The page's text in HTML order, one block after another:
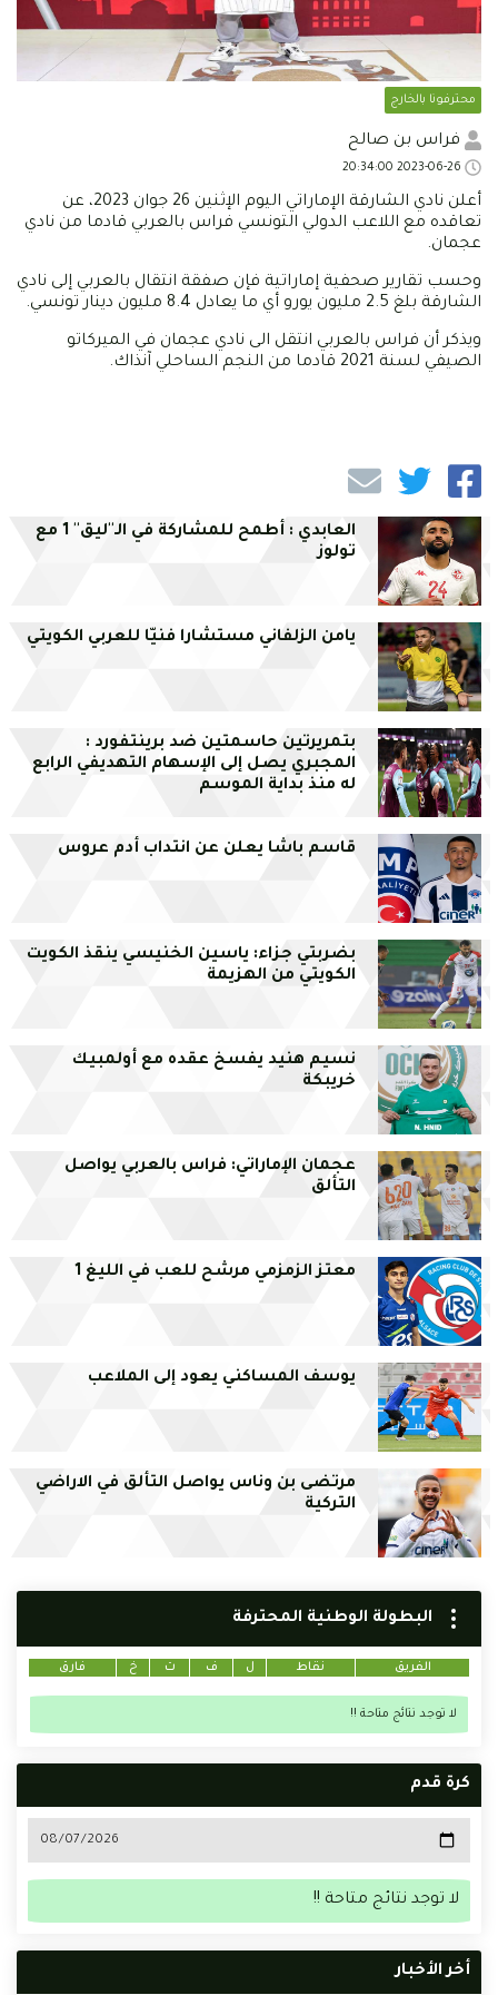
محترفونا بالخارج
فراس بن صالح
أعلن نادي الشارقة الإماراتي اليوم الإثنين 26 جوان 2023، عن
تعاقده مع اللاعب الدولي التونسي فراس بالعربي قادما من نادي
عجمان.
وحسب تقارير صحفية إماراتية فإن صفقة انتقال بالعربي إلى نادي
الشارقة بلغ 2.5 مليون يورو أي ما يعادل 8.4 مليون دينار تونسي.
ويذكر أن فراس بالعربي انتقل الى نادي عجمان في الميركاتو
الصيفي لسنة 2021 قادما من النجم الساحلي آنذاك.
العابدي : أطمح للمشاركة في الـ''ليق'' 1 مع
تولوز
يامن الزلفاني مستشارا فنيّا للعربي الكويتي
بتمريرتين حاسمتين ضد برينتفورد :
المجبري يصل إلى الإسهام التهديفي الرابع
له منذ بداية الموسم
قاسم باشا يعلن عن انتداب أدم عروس
بضربتي جزاء: ياسين الخنيسي ينقذ الكويت
الكويتي من الهزيمة
نسيم هنيد يفسخ عقده مع أولمبيك
خريبكة
عجمان الإماراتي: فراس بالعربي يواصل
التألق
معتز الزمزمي مرشح للعب في الليغ 1
يوسف المساكني يعود إلى الملاعب
مرتضى بن وناس يواصل التألق في الاراضي
التركية
البطولة الوطنية المحترفة
الفريق نقاط ل ف ت خ فارق
لا توجد نتائج متاحة !!
كرة قدم
لا توجد نتائج متاحة !!
أخر الأخبار